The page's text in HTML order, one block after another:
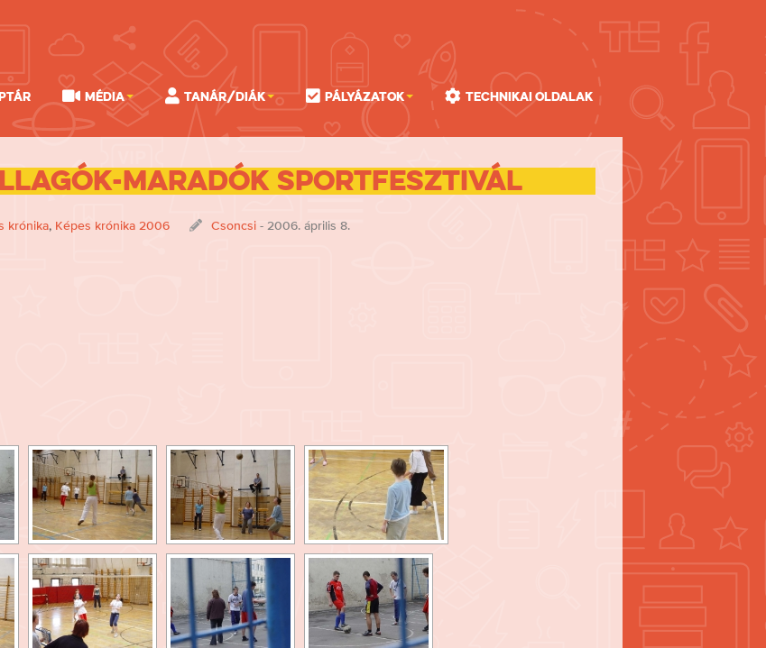
Média Tanár/Diák Pályázatok Technikai oldalak
maradók sportfesztivál
krónika, Képes krónika 2006 Csoncsi - 2006. április 8.